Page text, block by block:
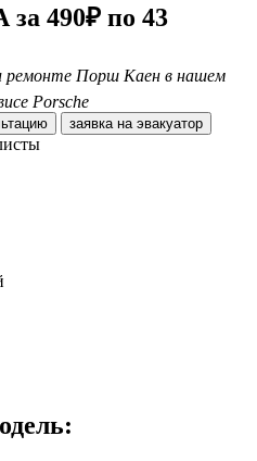
490₽ по 43
ремонте Порш Каен в нашем
Porsche
заявка на эвакуатор